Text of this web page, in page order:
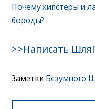
Почему хипстеры и
бороды?
>>Написать
Заметки Безумного